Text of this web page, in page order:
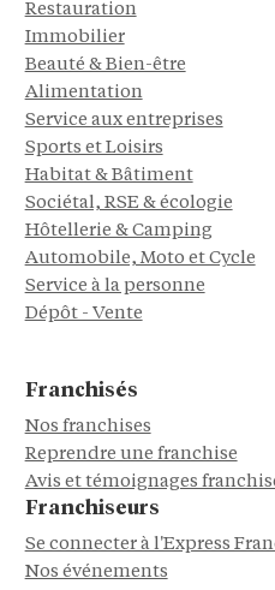
Restauration
Immobilier
Beauté & Bien-être
Alimentation
Service aux entreprises
Sports et Loisirs
Habitat & Bâtiment
Sociétal, RSE & écologie
Hôtellerie & Camping
Automobile, Moto et Cycle
Service à la personne
Dépôt - Vente
Franchisés
Nos franchises
Reprendre une franchise
Avis et témoignages
Franchiseurs
Se connecter à l'Express
Nos événements